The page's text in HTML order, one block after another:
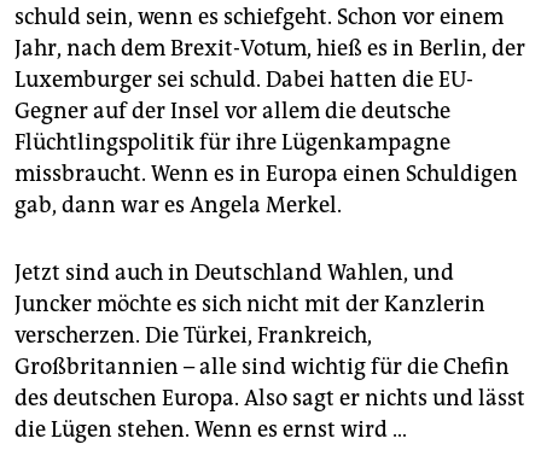
schuld sein, wenn es schiefgeht. Schon vor einem
Jahr, nach dem Brexit-Votum, hieß es in Berlin, der
Luxemburger sei schuld. Dabei hatten die EU-
Gegner auf der Insel vor allem die deutsche
Flüchtlingspolitik für ihre Lügenkampagne
missbraucht. Wenn es in Europa einen Schuldigen
gab, dann war es ­Angela Merkel.
Jetzt sind auch in Deutschland Wahlen, und
Juncker möchte es sich nicht mit der Kanzlerin
verscherzen. Die Türkei, Frankreich,
Großbritannien – alle sind wichtig für die Chefin
des deutschen Europa. Also sagt er nichts und lässt
die Lügen stehen. Wenn es ernst wird …